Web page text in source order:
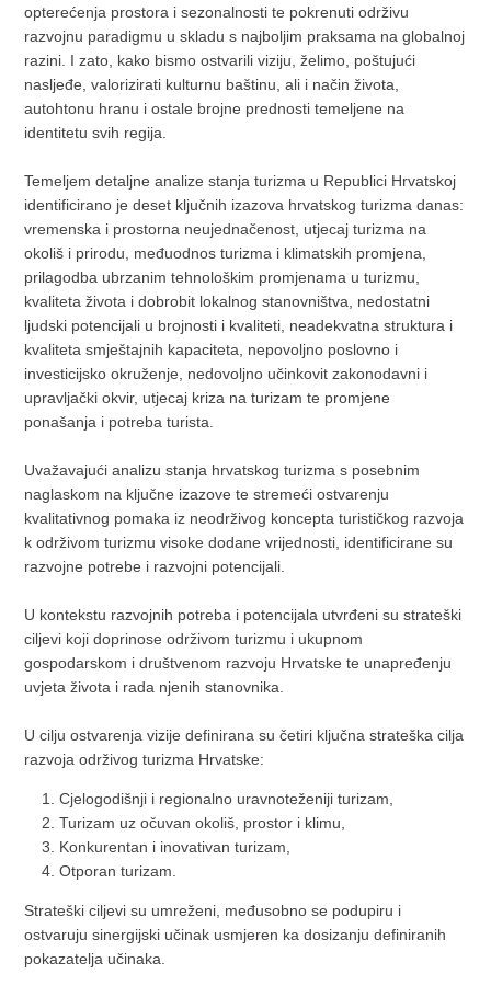
opterećenja prostora i sezonalnosti te pokrenuti održivu
razvojnu paradigmu u skladu s najboljim praksama na globalnoj
razini. I zato, kako bismo ostvarili viziju, želimo, poštujući
nasljeđe, valorizirati kulturnu baštinu, ali i način života,
autohtonu hranu i ostale brojne prednosti temeljene na
identitetu svih regija.
Temeljem detaljne analize stanja turizma u Republici Hrvatskoj
identificirano je deset ključnih izazova hrvatskog turizma danas:
vremenska i prostorna neujednačenost, utjecaj turizma na
okoliš i prirodu, međuodnos turizma i klimatskih promjena,
prilagodba ubrzanim tehnološkim promjenama u turizmu,
kvaliteta života i dobrobit lokalnog stanovništva, nedostatni
ljudski potencijali u brojnosti i kvaliteti, neadekvatna struktura i
kvaliteta smještajnih kapaciteta, nepovoljno poslovno i
investicijsko okruženje, nedovoljno učinkovit zakonodavni i
upravljački okvir, utjecaj kriza na turizam te promjene
ponašanja i potreba turista.
Uvažavajući analizu stanja hrvatskog turizma s posebnim
naglaskom na ključne izazove te stremeći ostvarenju
kvalitativnog pomaka iz neodrživog koncepta turističkog razvoja
k održivom turizmu visoke dodane vrijednosti, identificirane su
razvojne potrebe i razvojni potencijali.
U kontekstu razvojnih potreba i potencijala utvrđeni su strateški
ciljevi koji doprinose održivom turizmu i ukupnom
gospodarskom i društvenom razvoju Hrvatske te unapređenju
uvjeta života i rada njenih stanovnika.
U cilju ostvarenja vizije definirana su četiri ključna strateška cilja
razvoja održivog turizma Hrvatske:
Cjelogodišnji i regionalno uravnoteženiji turizam,
Turizam uz očuvan okoliš, prostor i klimu,
Konkurentan i inovativan turizam,
Otporan turizam.
Strateški ciljevi su umreženi, međusobno se podupiru i
ostvaruju sinergijski učinak usmjeren ka dosizanju definiranih
pokazatelja učinaka.